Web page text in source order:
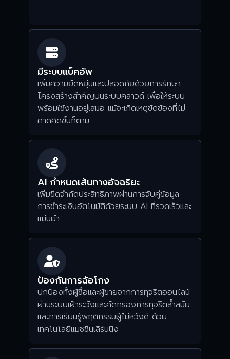
มีระบบแบ็คอัพ
เพิ่มความยืดหยุ่นและปลอดภัยด้วยการรักษา
โครงสร้างสำคัญบนระบบคลาวด์ เพื่อให้ระบบ
พร้อมใช้งานอยู่เสมอ แม้จะเกิดเหตุขัดข้องที่ไม่
คาดคิดขึ้นก็ตาม
AI กำหนดเส้นทางอัจฉริยะ
เพิ่มขีดจำกัดประสิทธิภาพผ่านการจับคู่ข้อมูล
การชำระเงินอัตโนมัติด้วยระบบ AI ที่รวดเร็วและ
แม่นยำ
ป้องกันการฉ้อโกง
ปกป้องทั้งผู้ซื้อและผู้ขายจากการทุจริตออนไลน์
ผ่านระบบเฝ้าระวังและคัดกรองการทุจริตล้ำสมัย
และการเรียนรู้พฤติกรรมผู้ไม่หวังดี ด้วย
เทคโนโลยีแมชชีนเลิร์นนิง